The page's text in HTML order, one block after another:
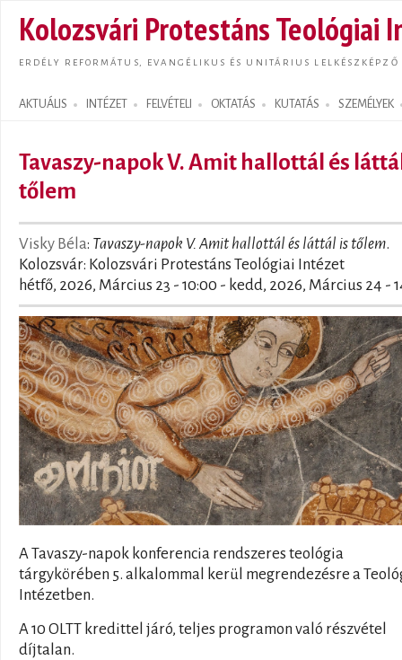
Kolozsvári Protestáns Teológiai
ERDÉLY REFORMÁTUS, EVANGÉLIKUS ÉS UNITÁRIUS LELKÉSZKÉPZŐ
AKTUÁLIS INTÉZET FELVÉTELI OKTATÁS KUTATÁS SZEMÉLYEK
Search form
Tavaszy-napok V. Amit hallottál és
tőlem
Visky Béla: Tavaszy-napok V. Amit hallottál és láttál is tőlem.
Kolozsvár: Kolozsvári Protestáns Teológiai Intézet
hétfő, 2026, Március 23 - 10:00 - kedd, 2026, Március 24 -
A Tavaszy-napok konferencia rendszeres teológia
tárgykörében 5. alkalommal kerül megrendezésre a
Intézetben.
A 10 OLTT kredittel járó, teljes programon való részvétel
díjtalan.